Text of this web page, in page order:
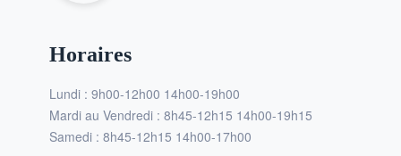
Horaires
Lundi : 9h00-12h00 14h00-19h00
Mardi au Vendredi : 8h45-12h15 14h00-19h15
Samedi : 8h45-12h15 14h00-17h00